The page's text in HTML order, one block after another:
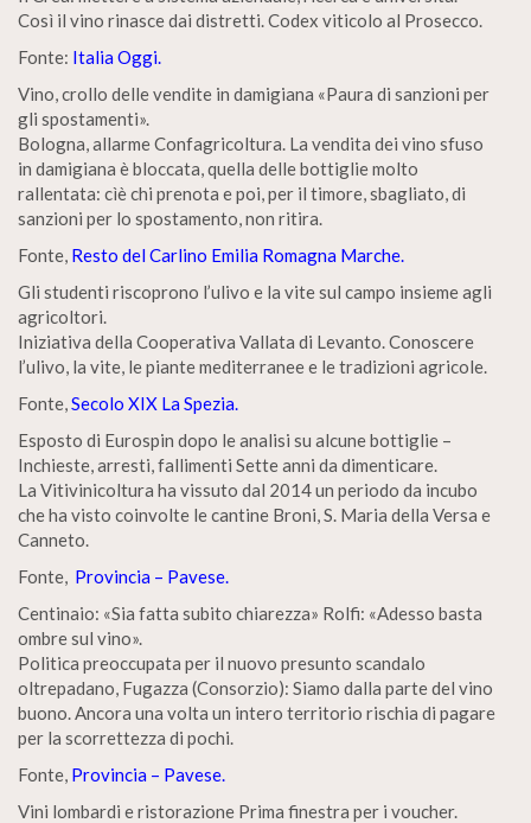
Così il vino rinasce dai distretti. Codex viticolo al Prosecco.
Fonte: Italia Oggi.
Vino, crollo delle vendite in damigiana «Paura di sanzioni per
gli spostamenti».
Bologna, allarme Confagricoltura. La vendita dei vino sfuso
in damigiana è bloccata, quella delle bottiglie molto
rallentata: cìè chi prenota e poi, per il timore, sbagliato, di
sanzioni per lo spostamento, non ritira.
Fonte, Resto del Carlino Emilia Romagna Marche.
Gli studenti riscoprono l’ulivo e la vite sul campo insieme agli
agricoltori.
Iniziativa della Cooperativa Vallata di Levanto. Conoscere
l’ulivo, la vite, le piante mediterranee e le tradizioni agricole.
Fonte,Secolo XIX La Spezia.
Esposto di Eurospin dopo le analisi su alcune bottiglie –
Inchieste, arresti, fallimenti Sette anni da dimenticare.
La Vitivinicoltura ha vissuto dal 2014 un periodo da incubo
che ha visto coinvolte le cantine Broni, S. Maria della Versa e
Canneto.
Fonte, Provincia – Pavese.
Centinaio: «Sia fatta subito chiarezza» Rolfi: «Adesso basta
ombre sul vino».
Politica preoccupata per il nuovo presunto scandalo
oltrepadano, Fugazza (Consorzio): Siamo dalla parte del vino
buono. Ancora una volta un intero territorio rischia di pagare
per la scorrettezza di pochi.
Fonte, Provincia – Pavese.
Vini lombardi e ristorazione Prima finestra per i voucher.